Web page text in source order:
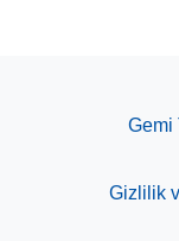
Gemi
Gizlilik